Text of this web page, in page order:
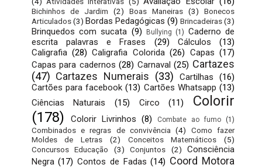
Bichinhos de Jardim (2) Boas Maneiras (3)
Bonecos
Articulados (3) Bordas Pedagógicas (9) Brincadeiras(3)
Brinquedos com sucata (9) Bullying (1) Caderno de
escrita palavras e Frases
(29) Cálculos
(13)
Caligrafia (28) Caligrafia Colorida (26) Capas (17)
Capas para cadernos (28) Carnaval (25) Cartazes
(47) Cartazes Numerais (33) Cartilhas
(16)
Cartões para facebook (13) Cartões Whatsapp (13)
Ciências Naturais
(15) Circo (11)
Colorir
(178)
Colorir Livrinhos (8) Combate ao fumo (1)
Combinados e regras de convivência (4)
Como fazer
Moldes de Letras
(2) Conceitos Matemáticos
(5)
Concursos Educação
(3) Conjuntos (2)
Consciência
Negra (17) Contos de Fadas (14) Coord Motora